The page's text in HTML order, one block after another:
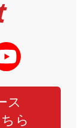
ス
ら